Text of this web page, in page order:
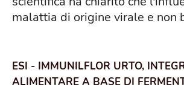
malattia di origine virale e non
ESI - IMMUNILFLOR URTO,
ALIMENTARE A BASE DI